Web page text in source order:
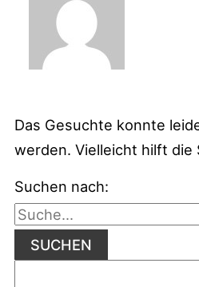
Das Gesuchte konnte
werden. Vielleicht hilft die
Suchen nach: